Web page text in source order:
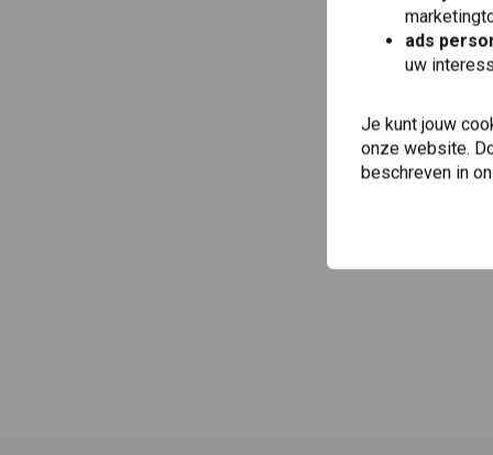
ads
uw
Je kunt jouw
onze website.
beschreven in